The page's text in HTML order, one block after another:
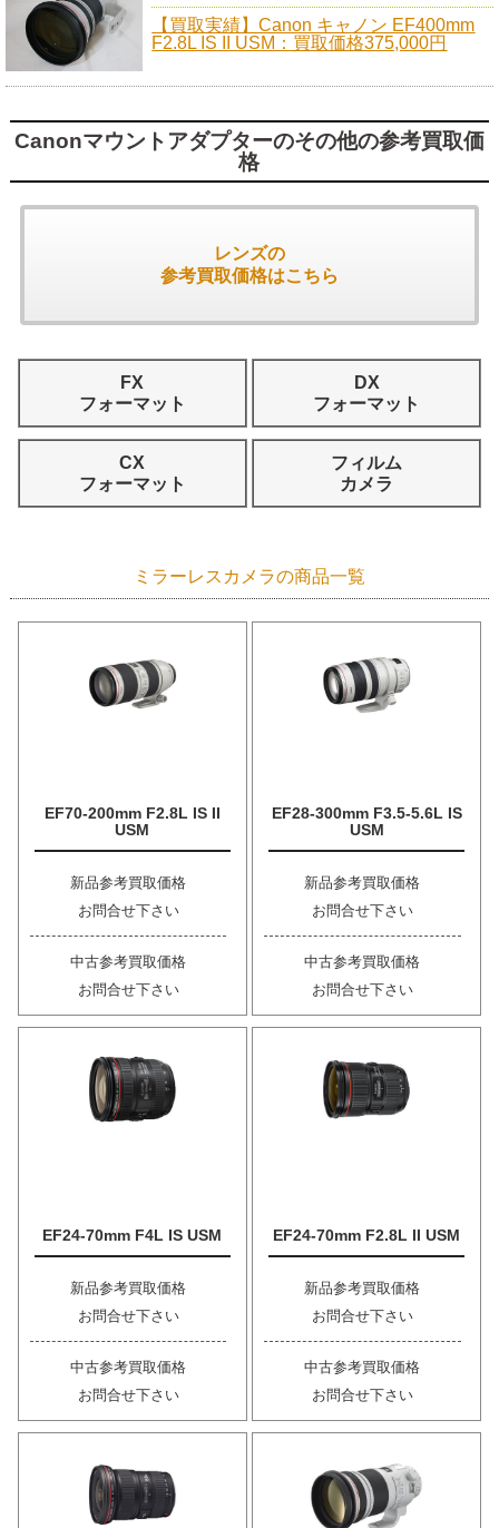
【買取実績】Canon キャノン EF400mm
F2.8L IS II USM：買取価格375,000円
Canonマウントアダプターのその他の参考買取価
格
レンズの
参考買取価格はこちら
FX
フォーマット
DX
フォーマット
CX
フォーマット
フィルム
カメラ
ミラーレスカメラの商品一覧
EF70-200mm F2.8L IS II
USM
新品参考買取価格
お問合せ下さい
中古参考買取価格
お問合せ下さい
EF28-300mm F3.5-5.6L IS
USM
新品参考買取価格
お問合せ下さい
中古参考買取価格
お問合せ下さい
EF24-70mm F4L IS USM
新品参考買取価格
お問合せ下さい
中古参考買取価格
お問合せ下さい
EF24-70mm F2.8L II USM
新品参考買取価格
お問合せ下さい
中古参考買取価格
お問合せ下さい